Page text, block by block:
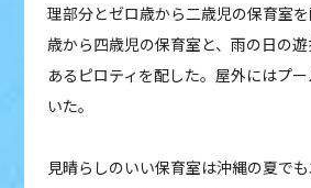
理部分とゼロ歳から二歳児の保育室
歳から四歳児の保育室と、雨の日の
あるピロティを配した。屋外にはプ
いた。
見晴らしのいい保育室は沖縄の夏で